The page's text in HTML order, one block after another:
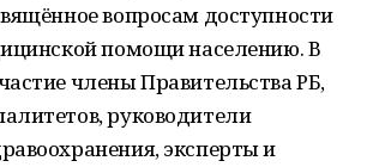
вопросам доступности
помощи населению. В
члены Правительства РБ,
руководители
эксперты и